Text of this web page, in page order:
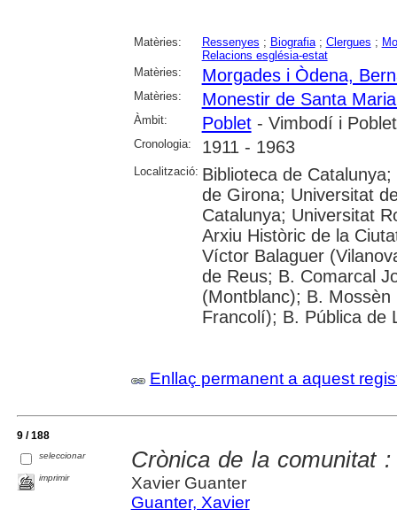
Matèries: Ressenyes ; Biografia; Clergues ;
Relacions església-estat
Matèries:
Morgades i Òdena,
Matèries: Monestir de Santa
Àmbit: Poblet- Vimbodí i
Cronologia: 1911 - 1963
Localització: Biblioteca de
de Girona; Universitat
Catalunya; Universitat
Arxiu Històric de la
Víctor Balaguer
de Reus; B. Comarcal
(Montblanc); B.
Francolí); B. Pública de
Enllaç permanent a aquest
9 / 188
seleccionar
imprimir
Crònica de la comunitat
Xavier Guanter
Guanter, Xavier